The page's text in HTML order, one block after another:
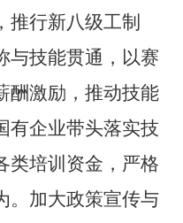
推行新八级工制
与技能贯通，以赛
酬激励，推动技能
有企业带头落实技
类培训资金，严格
。加大政策宣传与